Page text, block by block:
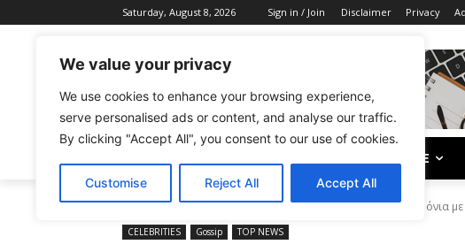
We value your privacy
We use cookies to enhance your browsing experience,
serve personalised ads or content, and analyse our traffic.
By clicking "Accept All", you consent to our use of cookies.
Customise Reject All Accept All
Saturday, August 8, 2026 Sign in / Join Disclaimer Privacy
LIFE
Home CELEBRITIES Συνεργάτης Αριστοτέλους: «Πέντε χρόνια
CELEBRITIES Gossip TOP NEWS